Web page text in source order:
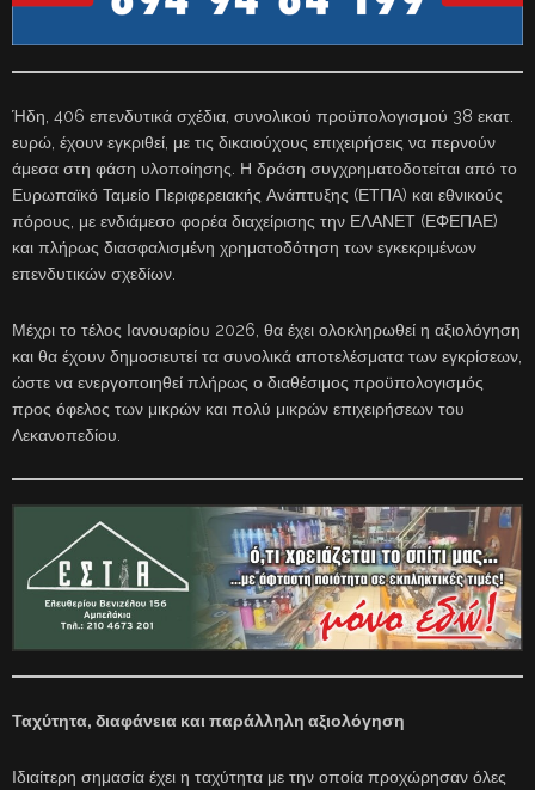
Ήδη, 406 επενδυτικά σχέδια, συνολικού προϋπολογισμού 38 εκατ.
ευρώ, έχουν εγκριθεί, με τις δικαιούχους επιχειρήσεις να περνούν
άμεσα στη φάση υλοποίησης. Η δράση συγχρηματοδοτείται από το
Ευρωπαϊκό Ταμείο Περιφερειακής Ανάπτυξης (ΕΤΠΑ) και εθνικούς
πόρους, με ενδιάμεσο φορέα διαχείρισης την ΕΛΑΝΕΤ (ΕΦΕΠΑΕ)
και πλήρως διασφαλισμένη χρηματοδότηση των εγκεκριμένων
επενδυτικών σχεδίων.
Μέχρι το τέλος Ιανουαρίου 2026, θα έχει ολοκληρωθεί η αξιολόγηση
και θα έχουν δημοσιευτεί τα συνολικά αποτελέσματα των εγκρίσεων,
ώστε να ενεργοποιηθεί πλήρως ο διαθέσιμος προϋπολογισμός
προς όφελος των μικρών και πολύ μικρών επιχειρήσεων του
Λεκανοπεδίου.
Ταχύτητα, διαφάνεια και παράλληλη αξιολόγηση
Ιδιαίτερη σημασία έχει η ταχύτητα με την οποία προχώρησαν όλες